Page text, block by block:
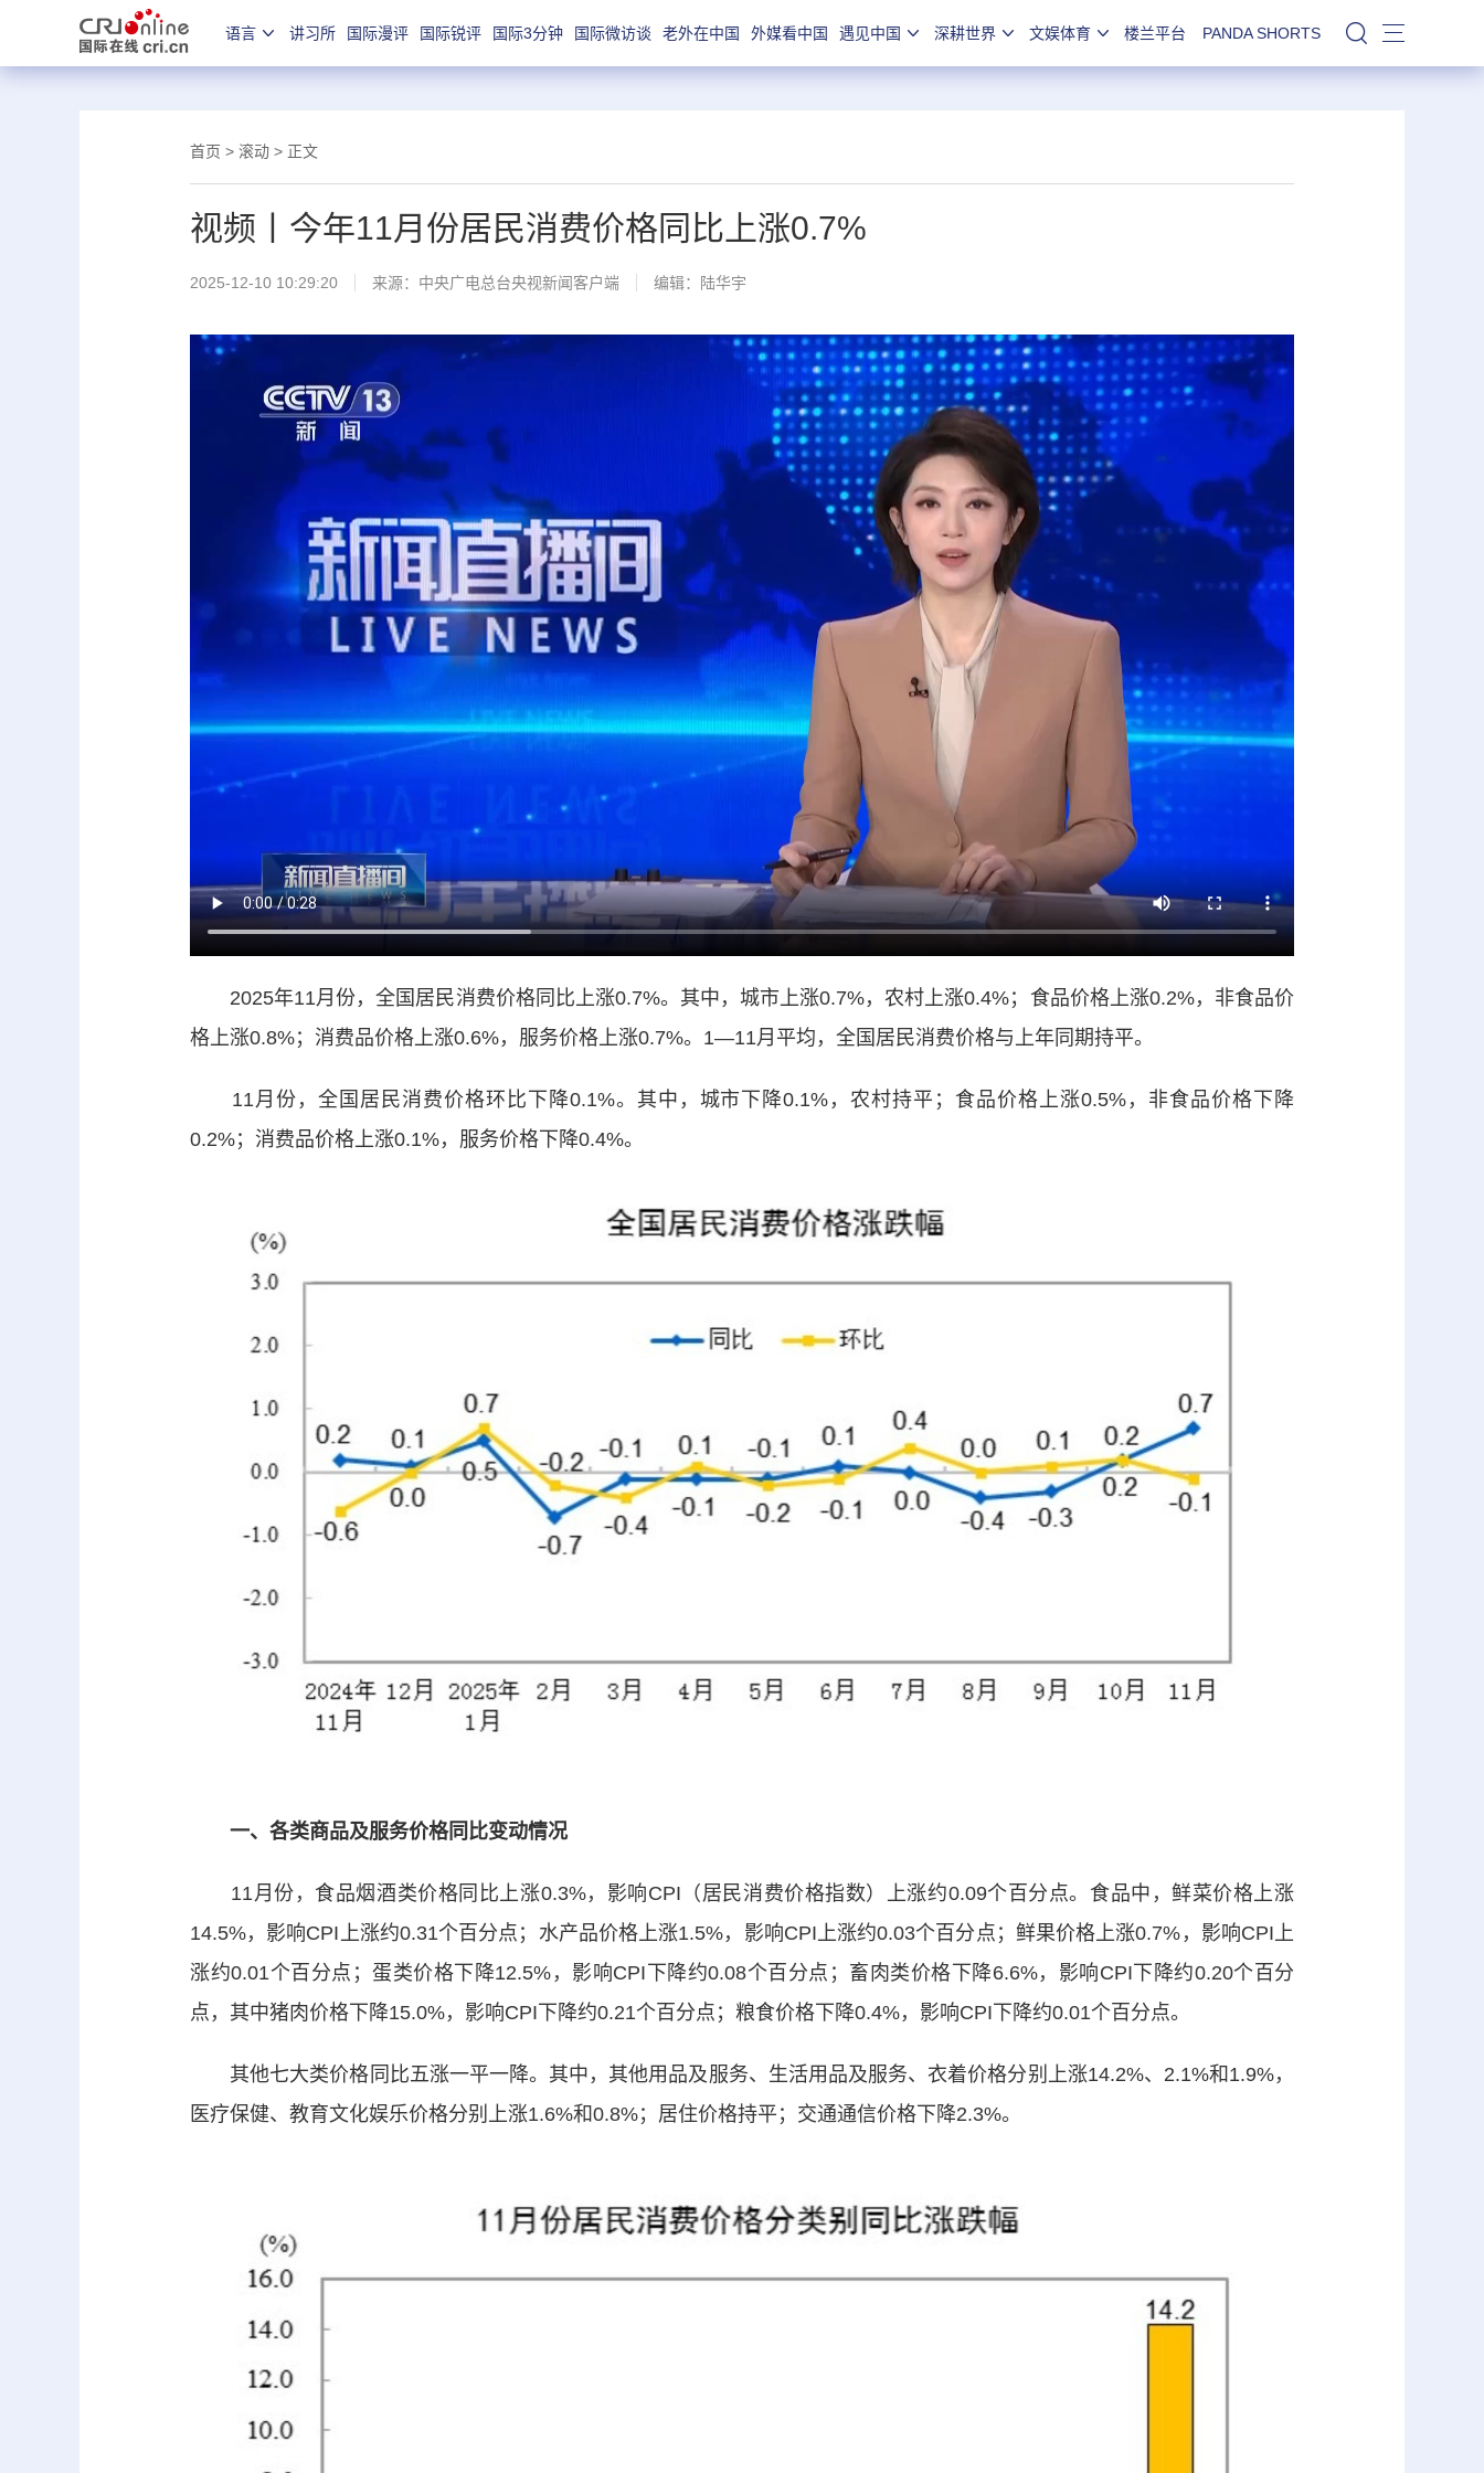
语言 讲习所 国际漫评 国际锐评 国际3分钟 国际微访谈 老外在中国 外媒看中国 遇见中国 深耕世界 文娱体育 楼兰平台 PANDA SHORTS 站内搜索
首页 > 滚动 > 正文
视频丨今年11月份居民消费价格同比上涨0.7%
2025-12-10 10:29:20 来源： 中央广电总台央视新闻客户端 编辑：陆华宇
2025年11月份，全国居民消费价格同比上涨0.7%。其中，城市上涨0.7%，农村上涨0.4%；食品价格上涨0.2%，非食品价
格上涨0.8%；消费品价格上涨0.6%，服务价格上涨0.7%。1­­—11月平均，全国居民消费价格与上年同期持平。
11月份，全国居民消费价格环比下降0.1%。其中，城市下降0.1%，农村持平；食品价格上涨0.5%，非食品价格下降
0.2%；消费品价格上涨0.1%，服务价格下降0.4%。
一、各类商品及服务价格同比变动情况
11月份，食品烟酒类价格同比上涨0.3%，影响CPI（居民消费价格指数）上涨约0.09个百分点。食品中，鲜菜价格上涨
14.5%，影响CPI上涨约0.31个百分点；水产品价格上涨1.5%，影响CPI上涨约0.03个百分点；鲜果价格上涨0.7%，影响CPI上
涨约0.01个百分点；蛋类价格下降12.5%，影响CPI下降约0.08个百分点；畜肉类价格下降6.6%，影响CPI下降约0.20个百分
点，其中猪肉价格下降15.0%，影响CPI下降约0.21个百分点；粮食价格下降0.4%，影响CPI下降约0.01个百分点。
其他七大类价格同比五涨一平一降。其中，其他用品及服务、生活用品及服务、衣着价格分别上涨14.2%、2.1%和1.9%，
医疗保健、教育文化娱乐价格分别上涨1.6%和0.8%；居住价格持平；交通通信价格下降2.3%。